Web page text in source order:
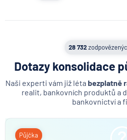
28 732
Dotazy konsolidace
Naši experti vám již léta bezplatně
realit, bankovních produktů a
bankovnictví a
Půjčka